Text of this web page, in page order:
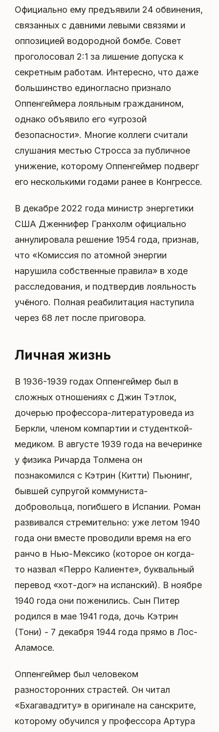
Официально ему предъявили 24 обвинения,
связанных с давними левыми связями и
оппозицией водородной бомбе. Совет
проголосовал 2:1 за лишение допуска к
секретным работам. Интересно, что даже
большинство единогласно признало
Оппенгеймера лояльным гражданином,
однако объявило его «угрозой
безопасности». Многие коллеги считали
слушания местью Стросса за публичное
унижение, которому Оппенгеймер подверг
его несколькими годами ранее в Конгрессе.
В декабре 2022 года министр энергетики
США Дженнифер Гранхолм официально
аннулировала решение 1954 года, признав,
что «Комиссия по атомной энергии
нарушила собственные правила» в ходе
расследования, и подтвердив лояльность
учёного. Полная реабилитация наступила
через 68 лет после приговора.
Личная жизнь
В 1936-1939 годах Оппенгеймер был в
сложных отношениях с Джин Тэтлок,
дочерью профессора-литературоведа из
Беркли, членом компартии и студенткой-
медиком. В августе 1939 года на вечеринке
у физика Ричарда Толмена он
познакомился с Кэтрин (Китти) Пьюнинг,
бывшей супругой коммуниста-
добровольца, погибшего в Испании. Роман
развивался стремительно: уже летом 1940
года они вместе проводили время на его
ранчо в Нью-Мексико (которое он когда-
то назвал «Перро Калиенте», буквальный
перевод «хот-дог» на испанский). В ноябре
1940 года они поженились. Сын Питер
родился в мае 1941 года, дочь Кэтрин
(Тони) - 7 декабря 1944 года прямо в Лос-
Аламосе.
Оппенгеймер был человеком
разносторонних страстей. Он читал
«Бхагавадгиту» в оригинале на санскрите,
которому обучился у профессора Артура